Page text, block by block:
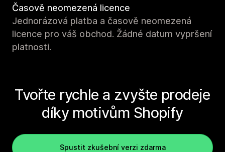
Časově neomezená licence
Jednorázová platba a časově neomezená
licence pro váš obchod. Žádné datum vypršení
platnosti.
Tvořte rychle a zvyšte prodeje
díky motivům Shopify
Spustit zkušební verzi zdarma